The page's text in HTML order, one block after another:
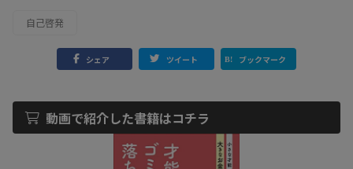
自己啓発
シェア ツイート ブックマーク
動画で紹介した書籍はコチラ